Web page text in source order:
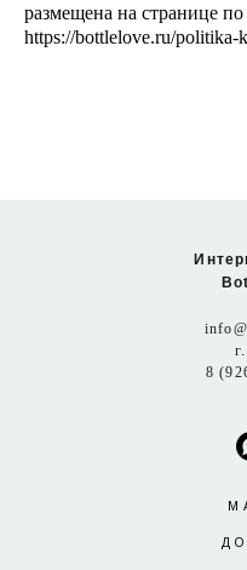
размещена на странице по
https://bottlelove.ru/politika-
8